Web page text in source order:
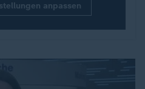
anpassen